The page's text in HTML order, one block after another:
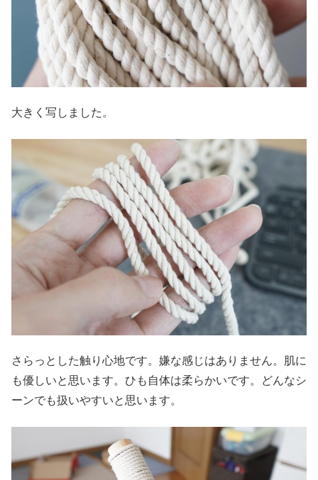
大きく写しました。
さらっとした触り心地です。嫌な感じはありません。肌に
も優しいと思います。ひも自体は柔らかいです。どんなシ
ーンでも扱いやすいと思います。